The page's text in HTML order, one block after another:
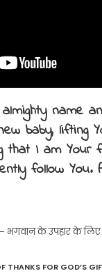
name
baby, lifting
that I am
follow You.
के उपहार के लिए
THANKS FOR GOD’S